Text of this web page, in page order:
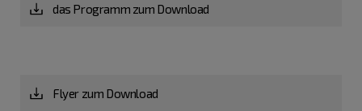
das Programm zum Download
Flyer zum Download